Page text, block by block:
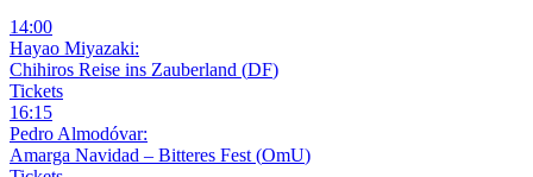
14:00
Hayao Miyazaki:
Chihiros Reise ins Zauberland (DF)
Tickets
16:15
Pedro Almodóvar:
Amarga Navidad – Bitteres Fest (OmU)